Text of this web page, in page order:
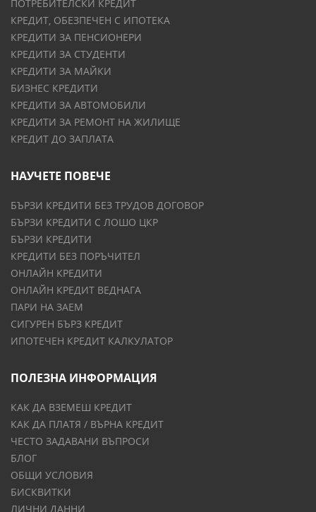
ПОТРЕБИТЕЛСКИ КРЕДИТ
КРЕДИТ, ОБЕЗПЕЧЕН С ИПОТЕКА
КРЕДИТИ ЗА ПЕНСИОНЕРИ
КРЕДИТИ ЗА СТУДЕНТИ
КРЕДИТИ ЗА МАЙКИ
БИЗНЕС КРЕДИТИ
КРЕДИТИ ЗА АВТОМОБИЛИ
КРЕДИТИ ЗА РЕМОНТ НА ЖИЛИЩЕ
КРЕДИТ ДО ЗАПЛАТА
НАУЧЕТЕ ПОВЕЧЕ
БЪРЗИ КРЕДИТИ БЕЗ ТРУДОВ ДОГОВОР
БЪРЗИ КРЕДИТИ С ЛОШО ЦКР
БЪРЗИ КРЕДИТИ
КРЕДИТИ БЕЗ ПОРЪЧИТЕЛ
ОНЛАЙН КРЕДИТИ
ОНЛАЙН КРЕДИТ ВЕДНАГА
ПАРИ НА ЗАЕМ
СИГУРЕН БЪРЗ КРЕДИТ
ИПОТЕЧЕН КРЕДИТ КАЛКУЛАТОР
ПОЛЕЗНА ИНФОРМАЦИЯ
КАК ДА ВЗЕМЕШ КРЕДИТ
КАК ДА ПЛАТЯ / ВЪРНА КРЕДИТ
ЧЕСТО ЗАДАВАНИ ВЪПРОСИ
БЛОГ
ОБЩИ УСЛОВИЯ
БИСКВИТКИ
ЛИЧНИ ДАННИ